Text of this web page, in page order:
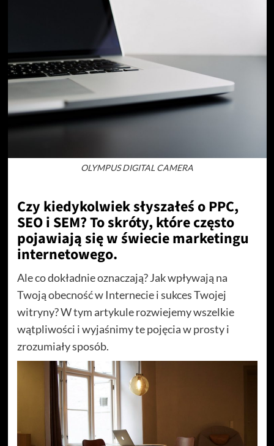
OLYMPUS DIGITAL CAMERA
Czy kiedykolwiek słyszałeś o PPC,
SEO i SEM? To skróty, które często
pojawiają się w świecie marketingu
internetowego.
Ale co dokładnie oznaczają? Jak wpływają na
Twoją obecność w Internecie i sukces Twojej
witryny? W tym artykule rozwiejemy wszelkie
wątpliwości i wyjaśnimy te pojęcia w prosty i
zrozumiały sposób.